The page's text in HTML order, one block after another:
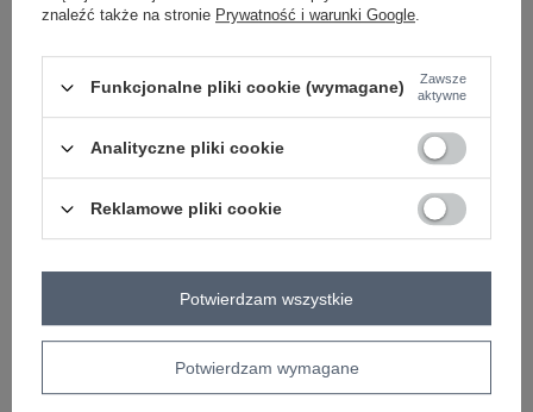
wiskoza, 2% elastan
sposób prania : pranie w pralce w 30°C
REDSEVENTY
znaleźć także na stronie Prywatność i warunki Google.
Funkcjonalne pliki cookie (wymagane)
Zawsze
aktywne
Analityczne pliki cookie
Reklamowe pliki cookie
Potwierdzam wymagane
Potwierdzam wszystkie